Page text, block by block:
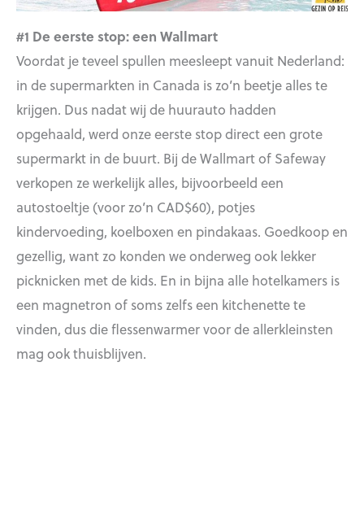
#1 De eerste stop: een Wallmart
Voordat je teveel spullen meesleept vanuit Nederland:
in de supermarkten in Canada is zo’n beetje alles te
krijgen. Dus nadat wij de huurauto hadden
opgehaald, werd onze eerste stop direct een grote
supermarkt in de buurt. Bij de Wallmart of Safeway
verkopen ze werkelijk alles, bijvoorbeeld een
autostoeltje (voor zo’n CAD$60), potjes
kindervoeding, koelboxen en pindakaas. Goedkoop en
gezellig, want zo konden we onderweg ook lekker
picknicken met de kids. En in bijna alle hotelkamers is
een magnetron of soms zelfs een kitchenette te
vinden, dus die flessenwarmer voor de allerkleinsten
mag ook thuisblijven.